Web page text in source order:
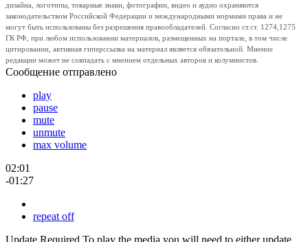
дизайна, логотипы, товарные знаки, фотографии, видео и аудио охраняются
законодательством Российской Федерации и международными нормами права и не
могут быть использованы без разрешения правообладателей. Согласно ст.ст. 1274,1275
ГК РФ, при любом использовании материалов, размещенных на портале, в том числе
цитировании, активная гиперссылка на материал является обязательной. Мнение
редакции может не совпадать с мнением отдельных авторов и колумнистов.
Сообщение отправлено
play
pause
mute
unmute
max volume
02:01
-01:27
repeat off
Update Required To play the media you will need to either update